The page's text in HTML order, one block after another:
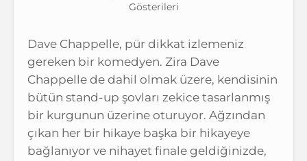
Gösterileri
Dave Chappelle, pür dikkat izlemeniz
gereken bir komedyen. Zira Dave
Chappelle de dahil olmak üzere, kendisinin
bütün stand-up şovları zekice tasarlanmış
bir kurgunun üzerine oturuyor. Ağzından
çıkan her bir hikaye başka bir hikayeye
bağlanıyor ve nihayet finale geldiğinizde,